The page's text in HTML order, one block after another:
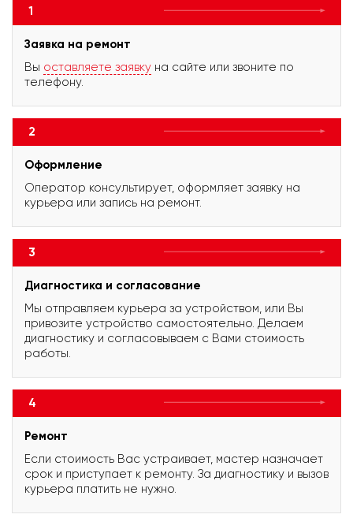
1
Заявка на ремонт
Вы оставляете заявку на сайте или звоните по
телефону.
2
Оформление
Оператор консультирует, оформляет заявку на
курьера или запись на ремонт.
3
Диагностика и согласование
Мы отправляем курьера за устройством, или Вы
привозите устройство самостоятельно. Делаем
диагностику и согласовываем с Вами стоимость
работы.
4
Ремонт
Если стоимость Вас устраивает, мастер назначает
срок и приступает к ремонту. За диагностику и вызов
курьера платить не нужно.